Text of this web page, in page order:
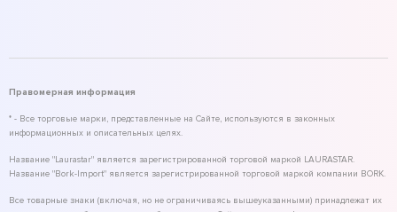
Правомерная информация
* - Все торговые марки, представленные на Сайте, используются в законных
информационных и описательных целях.
Название "Laurastar" является зарегистрированной торговой маркой LAURASTAR.
Название "Bork-Import" является зарегистрированной торговой маркой компании BORK.
Все товарные знаки (включая, но не ограничиваясь вышеуказанными) принадлежат их